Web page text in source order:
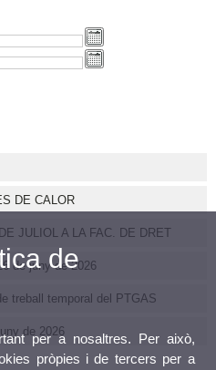
DE CALOR
JULIOL A LA FAC. DE DRET
de juny de 2026
treball temporal del PTGAS
de 2026
de
per a nosaltres. Per això,
pròpies i de tercers per a